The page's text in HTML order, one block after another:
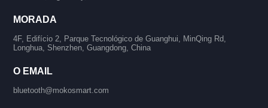
MORADA
4F, Edifício 2, Parque Tecnológico de Guanghui, MinQing Rd,
Longhua, Shenzhen, Guangdong, China
O EMAIL
bluetooth@mokosmart.com